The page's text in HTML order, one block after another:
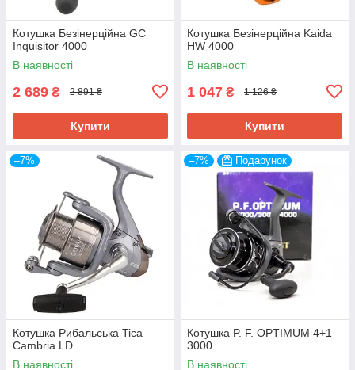
Котушка Безінерційна GC
Inquisitor 4000
В наявності
2 689 ₴ 2 891 ₴
Купити
Котушка Безінерційна Kaida
HW 4000
В наявності
1 047 ₴ 1 126 ₴
Купити
–7%
Котушка Рибальська Tica
Cambria LD
В наявності
–7% Подарунок
Котушка P. F. OPTIMUM 4+1
3000
В наявності